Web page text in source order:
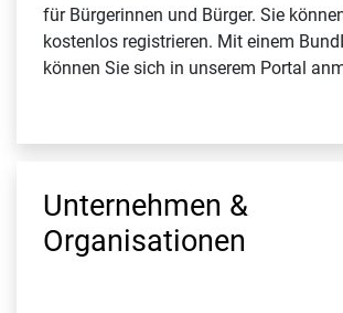
für Bürgerinnen und Bürger. Sie
kostenlos registrieren. Mit einem
können Sie sich in unserem Portal
Unternehmen &
Organisationen